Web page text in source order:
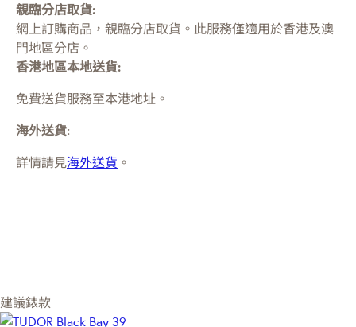
親臨分店取貨:
網上訂購商品，親臨分店取貨。此服務僅適用於香港及澳
門地區分店。
香港地區本地送貨:
免費送貨服務至本港地址。
海外送貨:
詳情請見海外送貨 。
建議錶款